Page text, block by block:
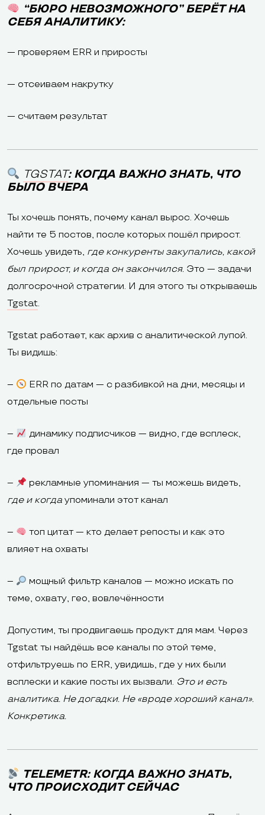
“БЮРО НЕВОЗМОЖНОГО” БЕРЁТ НА
СЕБЯ АНАЛИТИКУ:
— проверяем ERR и приросты
— отсеиваем накрутку
— считаем результат
TGSTAT: КОГДА ВАЖНО ЗНАТЬ, ЧТО
БЫЛО ВЧЕРА
Ты хочешь понять, почему канал вырос. Хочешь
найти те 5 постов, после которых пошёл прирост.
Хочешь увидеть, где конкуренты закупались, какой
был прирост, и когда он закончился. Это — задачи
долгосрочной стратегии. И для этого ты открываешь
Tgstat.
Tgstat работает, как архив с аналитической лупой.
Ты видишь:
–
ERR по датам — с разбивкой на дни, месяцы и
отдельные посты
–
динамику подписчиков — видно, где всплеск,
где провал
–
рекламные упоминания — ты можешь видеть,
где и когда упоминали этот канал
–
топ цитат — кто делает репосты и как это
влияет на охваты
–
мощный фильтр каналов — можно искать по
теме, охвату, гео, вовлечённости
Допустим, ты продвигаешь продукт для мам. Через
Tgstat ты найдёшь все каналы по этой теме,
отфильтруешь по ERR, увидишь, где у них были
всплески и какие посты их вызвали. Это и есть
аналитика. Не догадки. Не «вроде хороший канал».
Конкретика.
TELEMETR: КОГДА ВАЖНО ЗНАТЬ,
ЧТО ПРОИСХОДИТ СЕЙЧАС